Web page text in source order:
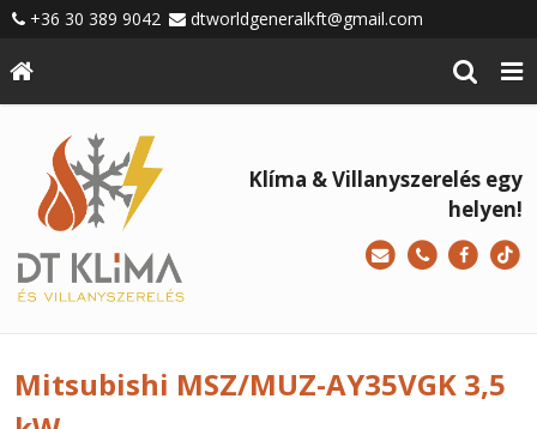
+36 30 389 9042 dtworldgeneralkft@gmail.com
Klíma & Villanyszerelés egy
helyen!
Mitsubishi MSZ/MUZ-AY35VGK 3,5